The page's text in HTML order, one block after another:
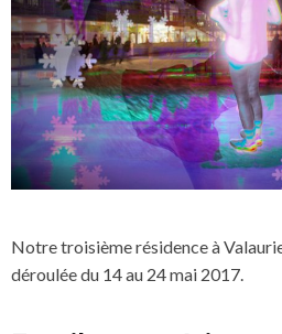
Notre troisième résidence à
déroulée du 14 au 24 mai 2017.